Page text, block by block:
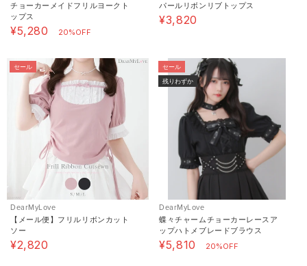
チョーカーメイドフリルヨークト
ップス
¥5,280 20%OFF
パールリボンリブトップス
¥3,820
セール
DearMyLove
【メール便】フリルリボンカット
ソー
¥2,820
セール
残りわずか
DearMyLove
蝶々チャームチョーカーレースア
ップハトメブレードブラウス
¥5,810 20%OFF